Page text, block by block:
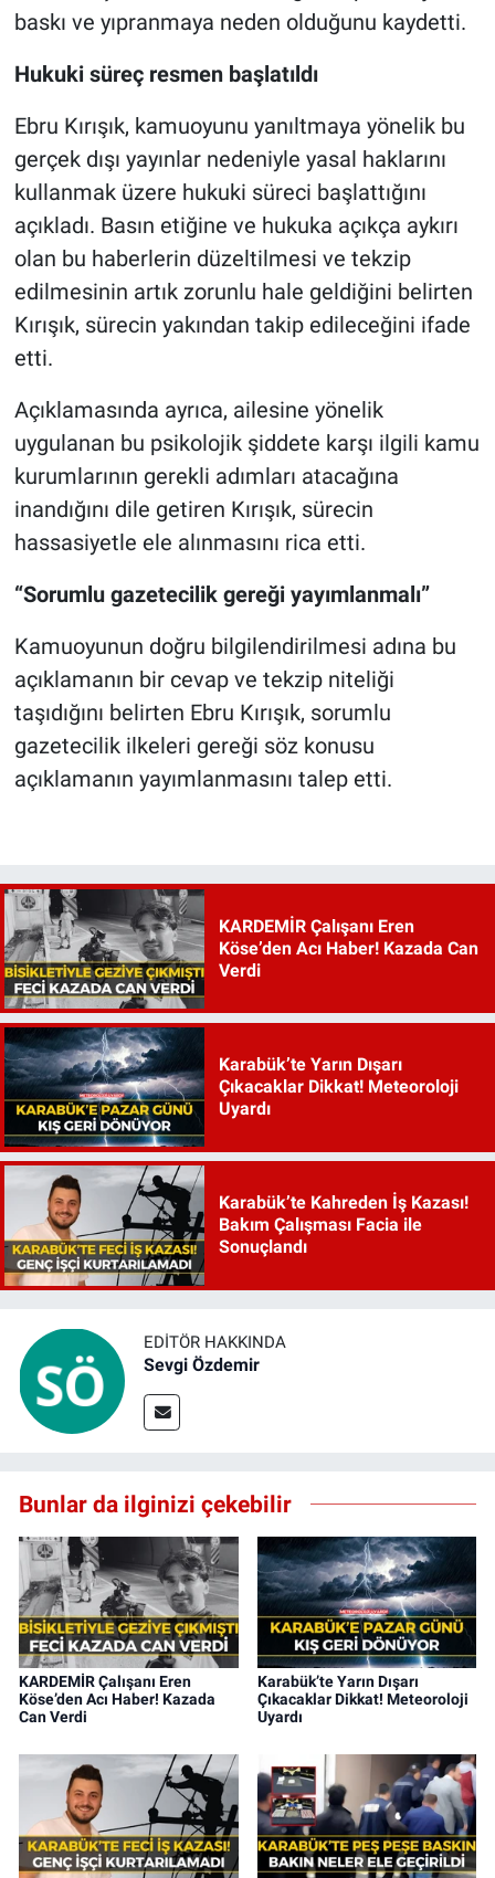
baskı ve yıpranmaya neden olduğunu kaydetti.
Hukuki süreç resmen başlatıldı
Ebru Kırışık, kamuoyunu yanıltmaya yönelik bu
gerçek dışı yayınlar nedeniyle yasal haklarını
kullanmak üzere hukuki süreci başlattığını
açıkladı. Basın etiğine ve hukuka açıkça aykırı
olan bu haberlerin düzeltilmesi ve tekzip
edilmesinin artık zorunlu hale geldiğini belirten
Kırışık, sürecin yakından takip edileceğini ifade
etti.
Açıklamasında ayrıca, ailesine yönelik
uygulanan bu psikolojik şiddete karşı ilgili kamu
kurumlarının gerekli adımları atacağına
inandığını dile getiren Kırışık, sürecin
hassasiyetle ele alınmasını rica etti.
“Sorumlu gazetecilik gereği yayımlanmalı”
Kamuoyunun doğru bilgilendirilmesi adına bu
açıklamanın bir cevap ve tekzip niteliği
taşıdığını belirten Ebru Kırışık, sorumlu
gazetecilik ilkeleri gereği söz konusu
açıklamanın yayımlanmasını talep etti.
KARDEMİR Çalışanı Eren
Köse’den Acı Haber! Kazada Can
Verdi
Karabük’te Yarın Dışarı
Çıkacaklar Dikkat! Meteoroloji
Uyardı
Karabük’te Kahreden İş Kazası!
Bakım Çalışması Facia ile
Sonuçlandı
EDITÖR HAKKINDA
Sevgi Özdemir
Bunlar da ilginizi çekebilir
KARDEMİR Çalışanı Eren
Köse’den Acı Haber! Kazada
Can Verdi
Karabük’te Yarın Dışarı
Çıkacaklar Dikkat! Meteoroloji
Uyardı